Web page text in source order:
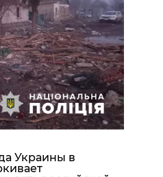
Украины в